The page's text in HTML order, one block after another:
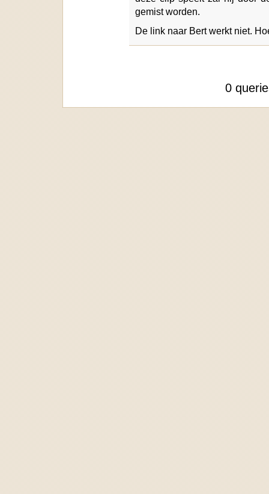
gemist worden.
De link naar Bert werkt niet.
0